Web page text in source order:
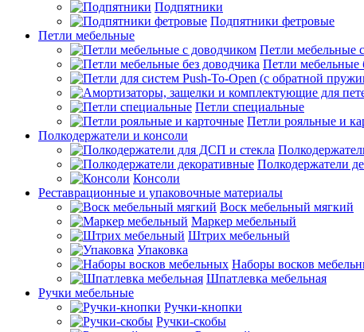
Подпятники
Подпятники фетровые
Петли мебельные
Петли мебельные
Петли мебельные
Петли специальные
Петли рояльные и
Полкодержатели и консоли
Полкодержатели
Консоли
Реставрационные и упаковочные материалы
Воск мебельный мягкий
Маркер мебельный
Штрих мебельный
Упаковка
Наборы восков
Шпатлевка мебельная
Ручки мебельные
Ручки-кнопки
Ручки-скобы